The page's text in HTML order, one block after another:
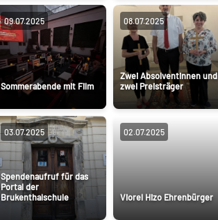
09.07.2025
Sommerabende mit Film
08.07.2025
Zwei Absolventinnen und
zwei Preisträger
03.07.2025
Spendenaufruf für das
Portal der
Brukenthalschule
02.07.2025
Viorel Hizo Ehrenbürger